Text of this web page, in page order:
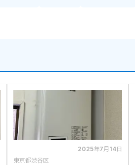
2025年7月14日
東京都渋谷区